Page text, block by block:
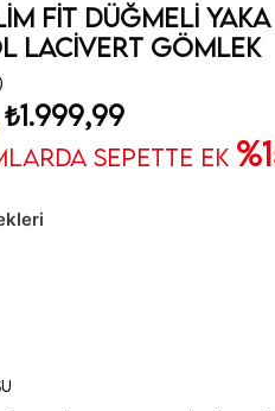
Fit Düğmeli Yaka
Lacivert Gömlek
₺1.999,99
SEPETTE EK